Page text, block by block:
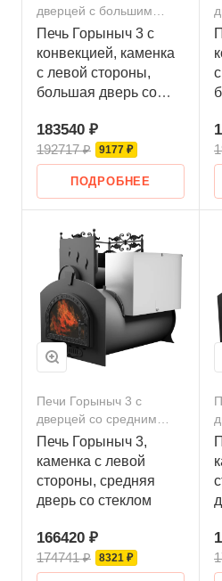
дверцей с большим
стеклом
Печь Горыныч 3 с
конвекцией, каменка
с левой стороны,
большая дверь со
183540 ₽
192717 ₽ 9177 ₽
ПОДРОБНЕЕ
Печи Горыныч 3 с
дверцей со средним
стеклом
Печь Горыныч 3,
каменка с левой
стороны, средняя
дверь со стеклом
166420 ₽
174741 ₽ 8321 ₽